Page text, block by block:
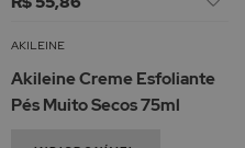
AKILEINE
Akileine Creme Esfoliante
Pés Muito Secos 75ml